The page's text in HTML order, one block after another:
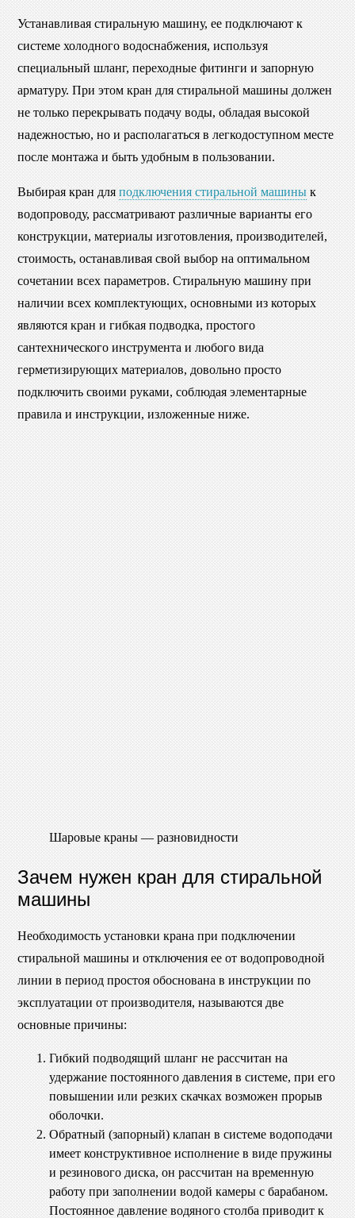
Устанавливая стиральную машину, ее подключают к
системе холодного водоснабжения, используя
специальный шланг, переходные фитинги и запорную
арматуру. При этом кран для стиральной машины должен
не только перекрывать подачу воды, обладая высокой
надежностью, но и располагаться в легкодоступном месте
после монтажа и быть удобным в пользовании.
Выбирая кран дляподключения стиральной машины к
водопроводу, рассматривают различные варианты его
конструкции, материалы изготовления, производителей,
стоимость, останавливая свой выбор на оптимальном
сочетании всех параметров. Стиральную машину при
наличии всех комплектующих, основными из которых
являются кран и гибкая подводка, простого
сантехнического инструмента и любого вида
герметизирующих материалов, довольно просто
подключить своими руками, соблюдая элементарные
правила и инструкции, изложенные ниже.
Шаровые краны — разновидности
Зачем нужен кран для стиральной
машины
Необходимость установки крана при подключении
стиральной машины и отключения ее от водопроводной
линии в период простоя обоснована в инструкции по
эксплуатации от производителя, называются две
основные причины:
Гибкий подводящий шланг не рассчитан на
удержание постоянного давления в системе, при его
повышении или резких скачках возможен прорыв
оболочки.
Обратный (запорный) клапан в системе водоподачи
имеет конструктивное исполнение в виде пружины
и резинового диска, он рассчитан на временную
работу при заполнении водой камеры с барабаном.
Постоянное давление водяного столба приводит к